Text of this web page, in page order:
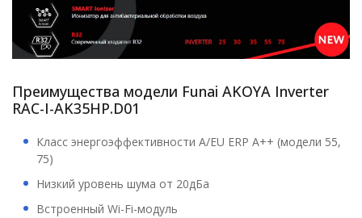
Преимущества модели Funai AKOYA Inverter
RAC-I-AK35HP.D01
Класс энергоэффективности А/EU ERP A++ (модели 55,
75)
Низкий уровень шума от 20дБа
Встроенный Wi-Fi-модуль